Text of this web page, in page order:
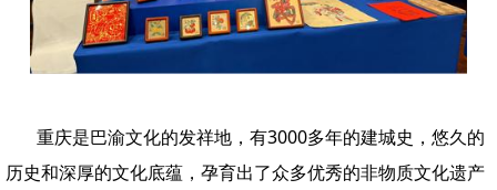
重庆是巴渝文化的发祥地，有3000多年的建城史，悠久的
历史和深厚的文化底蕴，孕育出了众多优秀的非物质文化遗产